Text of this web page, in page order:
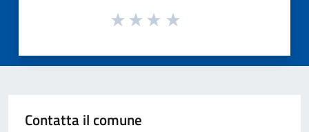
Contatta il comune